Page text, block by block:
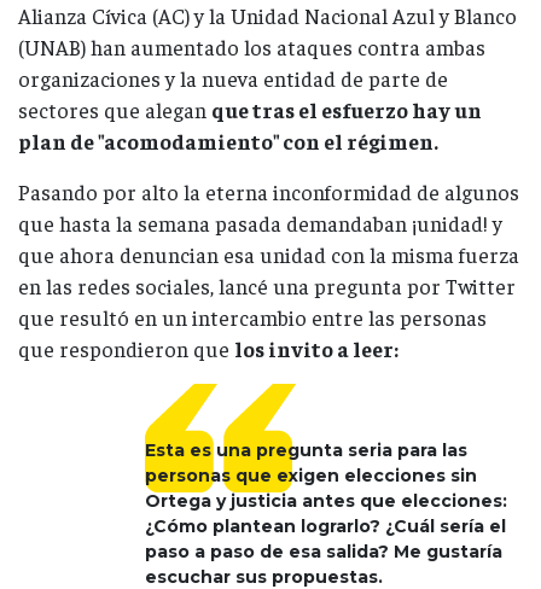
Alianza Cívica (AC) y la Unidad Nacional Azul y Blanco
(UNAB) han aumentado los ataques contra ambas
organizaciones y la nueva entidad de parte de
sectores que alegan que tras el esfuerzo hay un
plan de "acomodamiento" con el régimen.
Pasando por alto la eterna inconformidad de algunos
que hasta la semana pasada demandaban ¡unidad! y
que ahora denuncian esa unidad con la misma fuerza
en las redes sociales, lancé una pregunta por Twitter
que resultó en un intercambio entre las personas
que respondieron que los invito a leer:
Esta es una pregunta seria para las
personas que exigen elecciones sin
Ortega y justicia antes que elecciones:
¿Cómo plantean lograrlo? ¿Cuál sería el
paso a paso de esa salida? Me gustaría
escuchar sus propuestas.